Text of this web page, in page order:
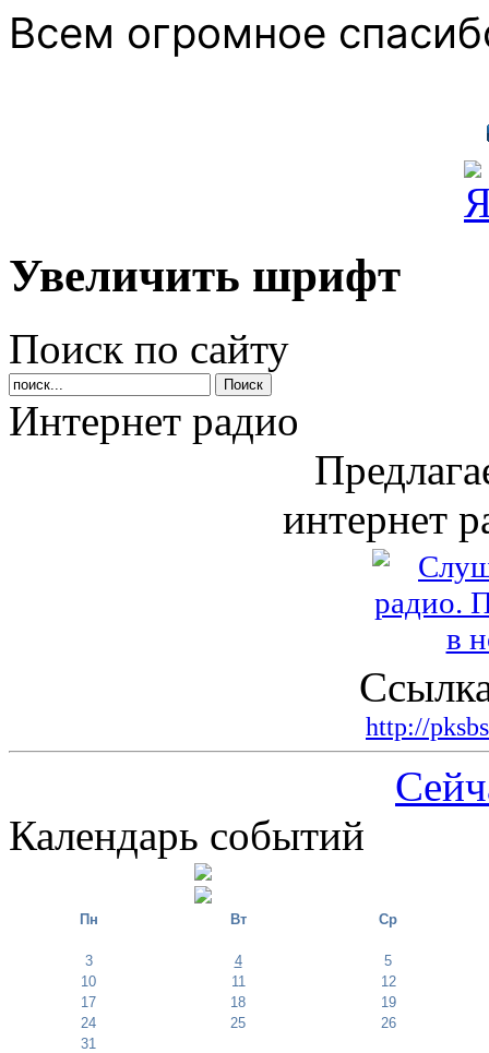
Всем огромное
Увеличить шрифт
Поиск по сайту
Интернет радио
интернет
http://
Календарь событий
Пн Вт Ср
3 4
5
10
11
12
17
18
19
24
25
26
31